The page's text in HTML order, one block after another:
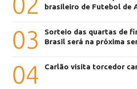
brasileiro de Futebol de
03
Sorteio das quartas de
Brasil será na próxima
04 Carlão visita torcedor